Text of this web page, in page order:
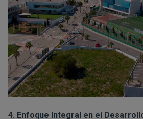
4. Enfoque Integral en el